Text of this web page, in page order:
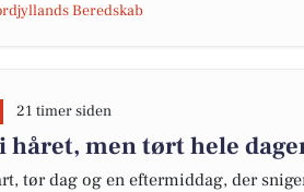
Beredskab
21 timer siden
håret, men tørt hele
tør dag og en eftermiddag, der